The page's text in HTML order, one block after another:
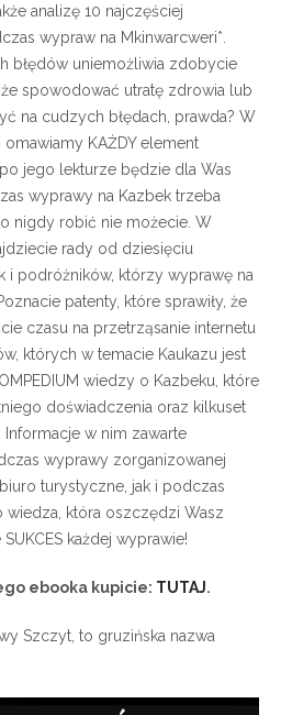
analizę 10 najczęściej
wypraw na Mkinwarcweri*.
błędów uniemożliwia zdobycie
spowodować utratę zdrowia lub
na cudzych błędach, prawda? W
KAŻDY element
jego lekturze będzie dla Was
wyprawy na Kazbek trzeba
nigdy robić nie możecie. W
rady od dziesięciu
i podróżników, którzy wyprawę na
patenty, które sprawiły, że
czasu na przetrząsanie internetu
których w temacie Kaukazu jest
wiedzy o Kazbeku, które
doświadczenia oraz kilkuset
w nim zawarte
wyprawy zorganizowanej
turystyczne, jak i podczas
wiedza, która oszczędzi Wasz
każdej wyprawie!
ebooka kupicie: TUTAJ.
Szczyt, to gruzińska nazwa